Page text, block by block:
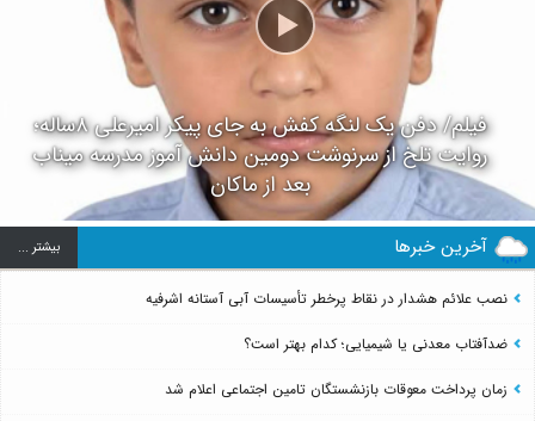
فیلم/ دفن یک لنگه کفش به جای پیکر امیرعلی ۸ساله؛
روایت تلخ از سرنوشت دومین دانش آموز مدرسه میناب
بعد از ماکان
آخرین خبرها بيشتر ...
نصب علائم هشدار در نقاط پرخطر تأسیسات آبی آستانه اشرفیه
ضدآفتاب‌ معدنی یا شیمیایی؛ کدام بهتر است؟
زمان پرداخت معوقات بازنشستگان تامین اجتماعی اعلام شد